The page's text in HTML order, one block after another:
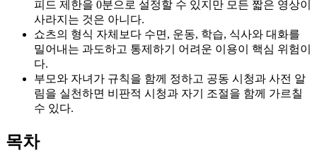
피드 제한을 0분으로 설정할 수 있지만 모든 짧은 영상이
사라지는 것은 아니다.
쇼츠의 형식 자체보다 수면, 운동, 학습, 식사와 대화를
밀어내는 과도하고 통제하기 어려운 이용이 핵심 위험이
다.
부모와 자녀가 규칙을 함께 정하고 공동 시청과 사전 알
림을 실천하면 비판적 시청과 자기 조절을 함께 가르칠
수 있다.
목차